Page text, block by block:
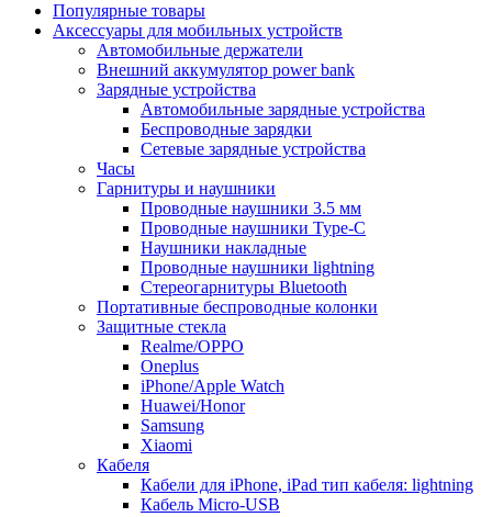
Популярные товары
Аксессуары для мобильных устройств
Автомобильные держатели
Внешний аккумулятор power bank
Зарядные устройства
Автомобильные зарядные устройства
Беспроводные зарядки
Сетевые зарядные устройства
Часы
Гарнитуры и наушники
Проводные наушники 3.5 мм
Проводные наушники Type-C
Наушники накладные
Проводные наушники lightning
Стереогарнитуры Bluetooth
Портативные беспроводные колонки
Защитные стекла
Realme/OPPO
Oneplus
iPhone/Apple Watch
Huawei/Honor
Samsung
Xiaomi
Кабеля
Кабели для iPhone, iPad тип кабеля: lightning
Кабель Micro-USB